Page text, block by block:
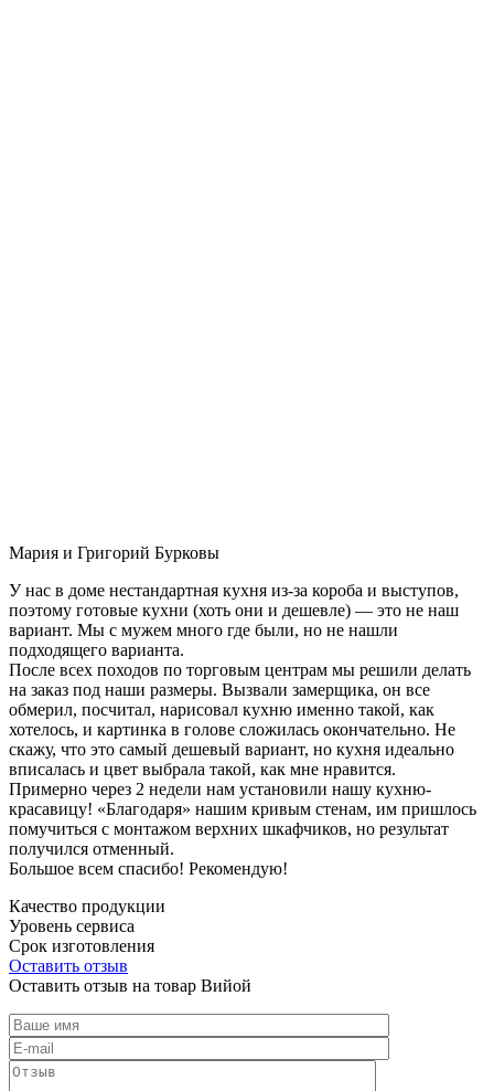
Мария и Григорий Бурковы
У нас в доме нестандартная кухня из-за короба и выступов,
поэтому готовые кухни (хоть они и дешевле) — это не наш
вариант. Мы с мужем много где были, но не нашли
подходящего варианта.
После всех походов по торговым центрам мы решили делать
на заказ под наши размеры. Вызвали замерщика, он все
обмерил, посчитал, нарисовал кухню именно такой, как
хотелось, и картинка в голове сложилась окончательно. Не
скажу, что это самый дешевый вариант, но кухня идеально
вписалась и цвет выбрала такой, как мне нравится.
Примерно через 2 недели нам установили нашу кухню-
красавицу! «Благодаря» нашим кривым стенам, им пришлось
помучиться с монтажом верхних шкафчиков, но результат
получился отменный.
Большое всем спасибо! Рекомендую!
Качество продукции
Уровень сервиса
Срок изготовления
Оставить отзыв
Оставить отзыв на товар Вийой